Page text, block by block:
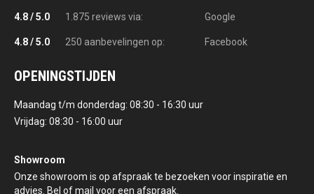
4.8 / 5.0 1.875 reviews via: Google
4.8 / 5.0 250 aanbevelingen op: Facebook
OPENINGSTIJDEN
Maandag t/m donderdag: 08:30 - 16:30 uur
Vrijdag: 08:30 - 16:00 uur
Showroom
Onze showroom is op afspraak te bezoeken voor inspiratie en
advies. Bel of mail voor een afspraak.